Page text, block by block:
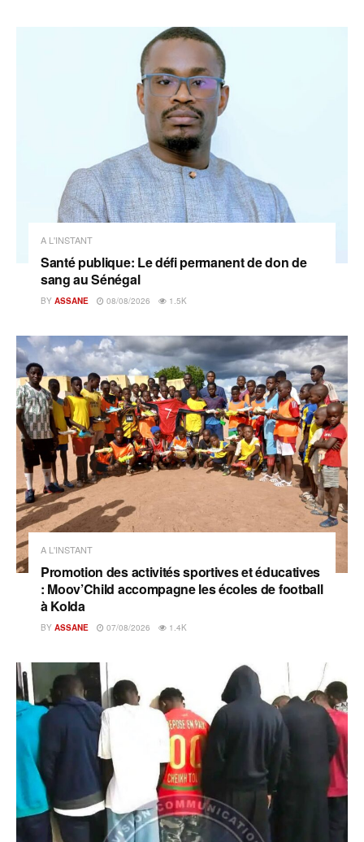
A L'INSTANT
Santé publique: Le défi permanent de don de
sang au Sénégal
BY ASSANE 08/08/2026 1.5K
A L'INSTANT
Promotion des activités sportives et éducatives
: Moov’Child accompagne les écoles de football
à Kolda
BY ASSANE 07/08/2026 1.4K